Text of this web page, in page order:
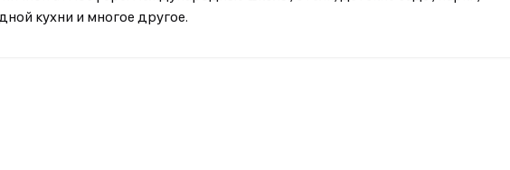
кухни и многое другое.